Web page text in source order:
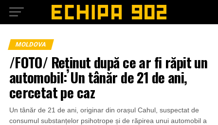
MOLDOVA
/FOTO/ Reținut după ce ar fi răpit un
automobil: Un tânăr de 21 de ani,
cercetat pe caz
Un tânăr de 21 de ani, originar din orașul Cahul, suspectat de
consumul substanțelor psihotrope și de răpirea unui automobil a